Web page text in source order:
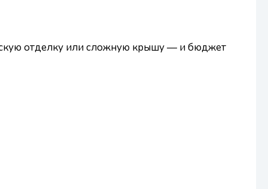
отделку или сложную крышу — и бюджет